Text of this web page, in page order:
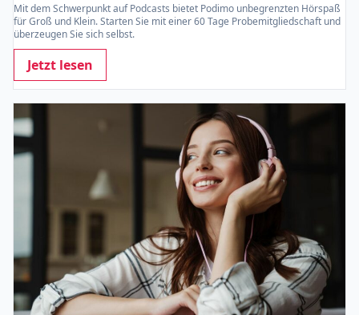
Mit dem Schwerpunkt auf Podcasts bietet Podimo unbegrenzten Hörspaß
für Groß und Klein. Starten Sie mit einer 60 Tage Probemitgliedschaft und
überzeugen Sie sich selbst.
Jetzt lesen